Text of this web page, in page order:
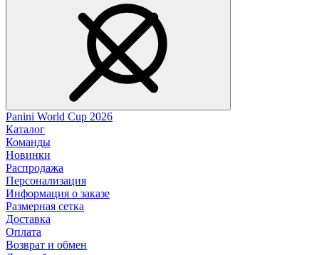
Panini World Cup 2026
Каталог
Команды
Новинки
Распродажа
Персонализация
Информация о заказе
Размерная сетка
Доставка
Оплата
Возврат и обмен